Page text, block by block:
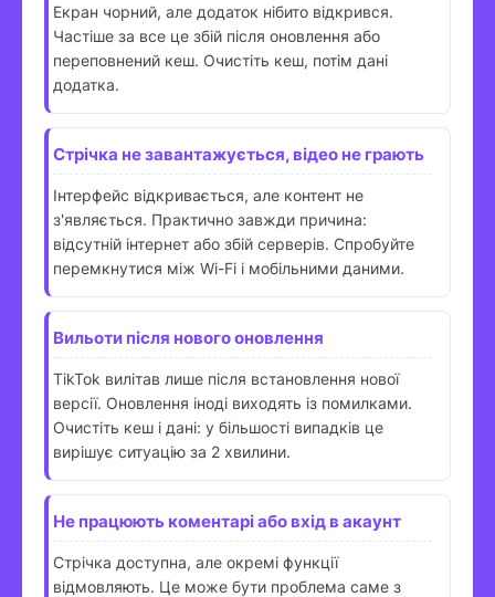
Екран чорний, але додаток нібито відкрився.
Частіше за все це збій після оновлення або
переповнений кеш. Очистіть кеш, потім дані
додатка.
Стрічка не завантажується, відео не грають
Інтерфейс відкривається, але контент не
з'являється. Практично завжди причина:
відсутній інтернет або збій серверів. Спробуйте
перемкнутися між Wi-Fi і мобільними даними.
Вильоти після нового оновлення
TikTok вилітав лише після встановлення нової
версії. Оновлення іноді виходять із помилками.
Очистіть кеш і дані: у більшості випадків це
вирішує ситуацію за 2 хвилини.
Не працюють коментарі або вхід в акаунт
Стрічка доступна, але окремі функції
відмовляють. Це може бути проблема саме з